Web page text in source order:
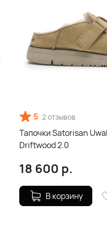
5 2 отзывов
Тапочки Satorisan
Driftwood 2.0
18 600 р.
В корзину